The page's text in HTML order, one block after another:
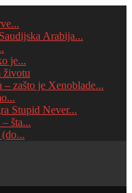
Arabija...
je...
životu
zašto je Xenoblade...
Stupid Never...
šta...